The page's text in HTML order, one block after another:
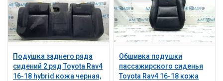
Подушка заднего ряда
сидений 2 ряд Toyota Rav4
16-18 hybrid кожа черная,
Обшивка подушки
пассажирского сиденья
Toyota Rav4 16-18 кожа